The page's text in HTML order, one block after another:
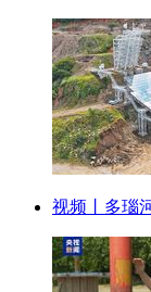
视频丨多瑙